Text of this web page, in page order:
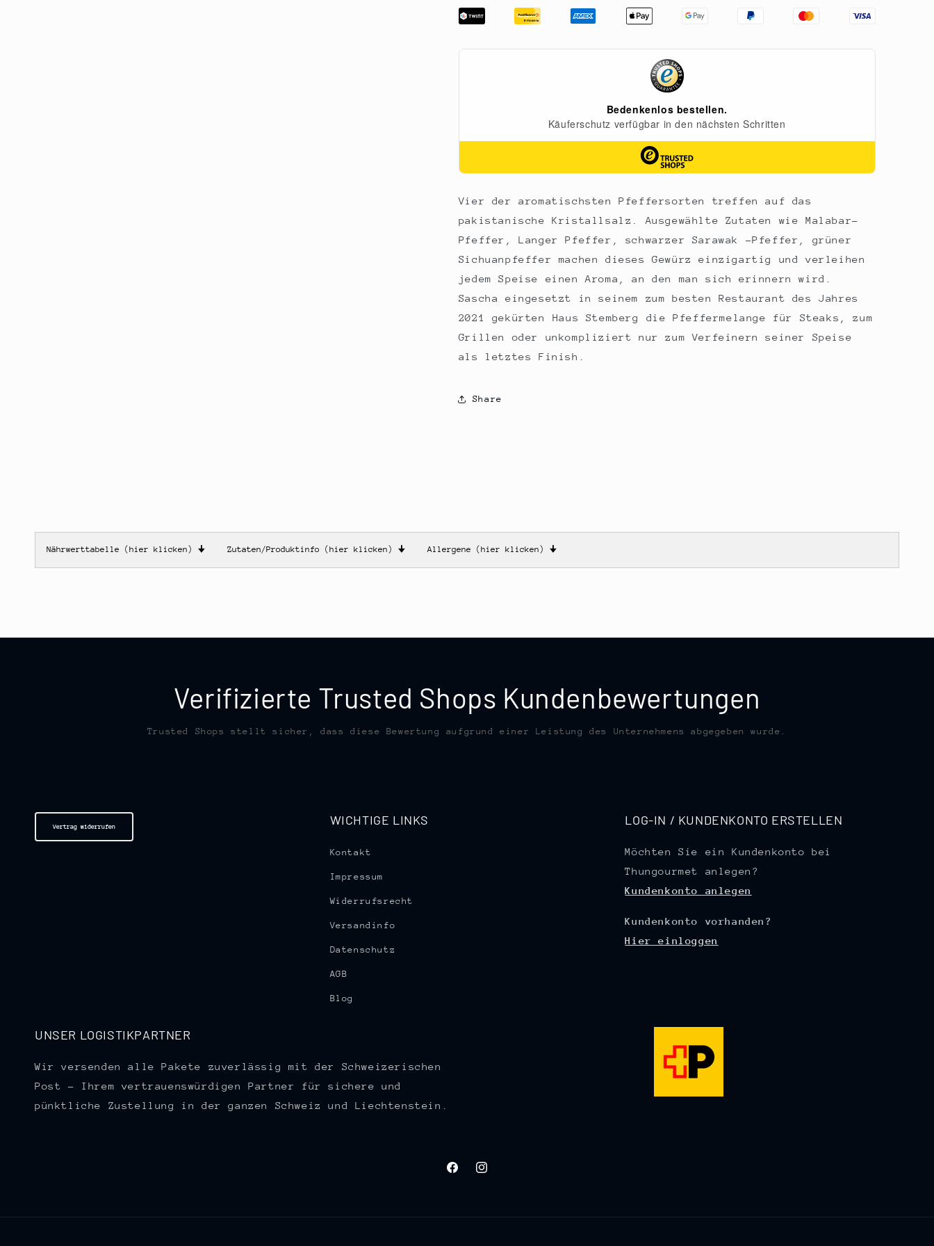
CIRCLE
-
60
CIRCLE
-
Stemberg,
60
Vier der aromatischsten Pfeffersorten treffen auf das
pakistanische Kristallsalz. Ausgewählte Zutaten wie Malabar-
Pfeffer, Langer Pfeffer, schwarzer Sarawak -Pfeffer, grüner
Sichuanpfeffer machen dieses Gewürz einzigartig und verleihen
jedem Speise einen Aroma, an den man sich erinnern wird.
Sascha eingesetzt in seinem zum besten Restaurant des Jahres
2021 gekürten Haus Stemberg die Pfeffermelange für Steaks, zum
Grillen oder unkompliziert nur zum Verfeinern seiner Speise
als letztes Finish.
Share
Nährwerttabelle (hier klicken) 🠋 Zutaten/Produktinfo (hier klicken) 🠋 Allergene (hier klicken) 🠋
Verifizierte Trusted Shops Kundenbewertungen
Trusted Shops stellt sicher, dass diese Bewertung aufgrund einer Leistung des Unternehmens abgegeben wurde.
Vertrag widerrufen WICHTIGE LINKS
Kontakt
Impressum
Widerrufsrecht
Versandinfo
Datenschutz
AGB
Blog
LOG-IN / KUNDENKONTO ERSTELLEN
Möchten Sie ein Kundenkonto bei
Thungourmet anlegen?
Kundenkonto anlegen
Kundenkonto vorhanden?
Hier einloggen
UNSER LOGISTIKPARTNER
Wir versenden alle Pakete zuverlässig mit der Schweizerischen
Post – Ihrem vertrauenswürdigen Partner für sichere und
pünktliche Zustellung in der ganzen Schweiz und Liechtenstein.
FacebookInstagram